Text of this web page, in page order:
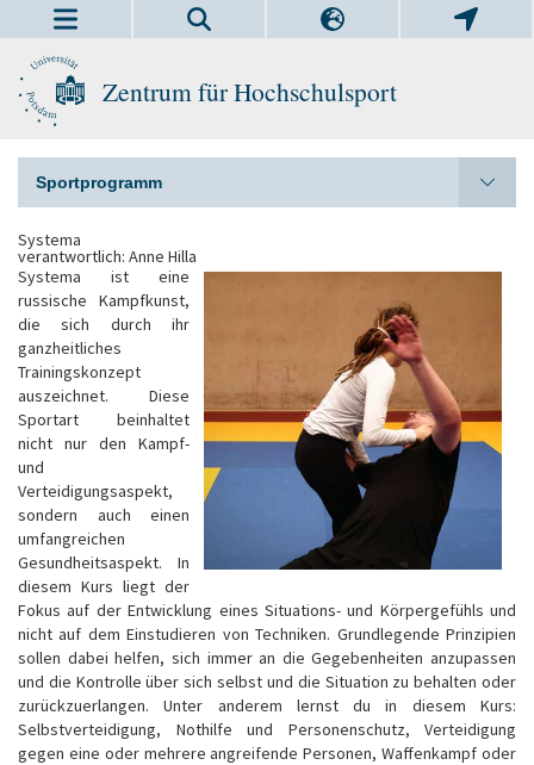
Zentrum für Hochschulsport
Sportprogramm
Systema
verantwortlich: Anne Hilla
Systema ist eine
russische Kampfkunst,
die sich durch ihr
ganzheitliches
Trainingskonzept
auszeichnet. Diese
Sportart beinhaltet
nicht nur den Kampf-
und
Verteidigungsaspekt,
sondern auch einen
umfangreichen
Gesundheitsaspekt. In
diesem Kurs liegt der
Fokus auf der Entwicklung eines Situations- und Körpergefühls und
nicht auf dem Einstudieren von Techniken. Grundlegende Prinzipien
sollen dabei helfen, sich immer an die Gegebenheiten anzupassen
und die Kontrolle über sich selbst und die Situation zu behalten oder
zurückzuerlangen. Unter anderem lernst du in diesem Kurs:
Selbstverteidigung, Nothilfe und Personenschutz, Verteidigung
gegen eine oder mehrere angreifende Personen, Waffenkampf oder